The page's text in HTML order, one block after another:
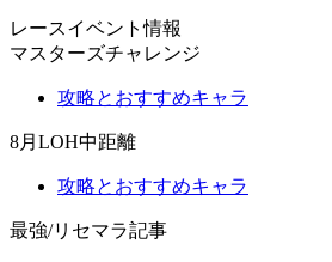
レースイベント情報
マスターズチャレンジ
攻略とおすすめキャラ
8月LOH中距離
攻略とおすすめキャラ
最強/リセマラ記事